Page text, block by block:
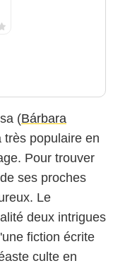
(Bárbara
très populaire en
Pour trouver
ses proches
Le
deux intrigues
fiction écrite
culte en